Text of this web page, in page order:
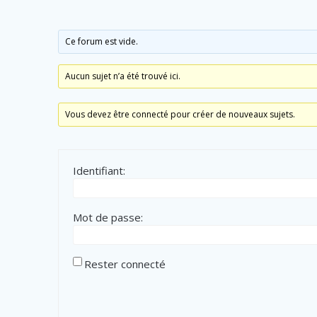
Ce forum est vide.
Aucun sujet n’a été trouvé ici.
Vous devez être connecté pour créer de nouveaux sujets.
Identifiant:
Mot de passe:
Rester connecté